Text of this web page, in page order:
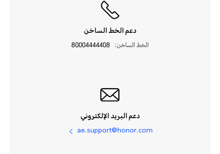
دعم الخط الساخن
الخط الساخن: 80004444408
دعم البريد الإلكتروني
ae.support@honor.com